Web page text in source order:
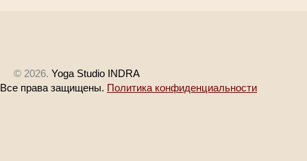
© 2026. Yoga Studio INDRA
Все права защищены. Политика конфиденциальности